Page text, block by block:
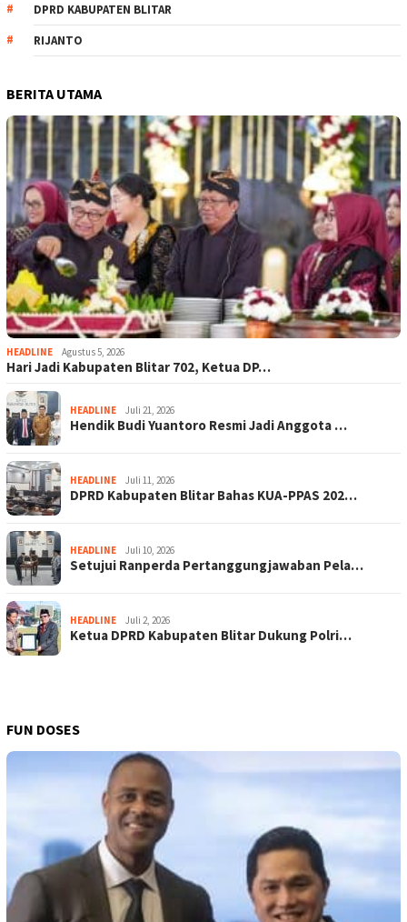
DPRD KABUPATEN BLITAR
RIJANTO
BERITA UTAMA
HEADLINE Agustus 5, 2026
Hari Jadi Kabupaten Blitar 702, Ketua DP…
HEADLINE Juli 21, 2026
Hendik Budi Yuantoro Resmi Jadi Anggota …
HEADLINE Juli 11, 2026
DPRD Kabupaten Blitar Bahas KUA-PPAS 202…
HEADLINE Juli 10, 2026
Setujui Ranperda Pertanggungjawaban Pela…
HEADLINE Juli 2, 2026
Ketua DPRD Kabupaten Blitar Dukung Polri…
FUN DOSES